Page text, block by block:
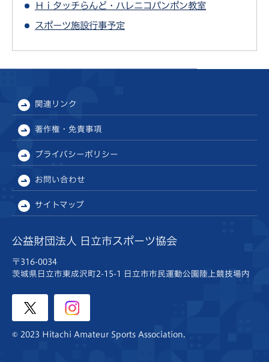
Ｈｉタッチらんど・ハレニコパンポン教室
スポーツ施設行事予定
関連リンク
著作権・免責事項
プライバシーポリシー
お問い合わせ
サイトマップ
公益財団法人 日立市スポーツ協会
〒316-0034
茨城県日立市東成沢町2-15-1
日立市市民運動公園陸上競技場内
© 2023 Hitachi Amateur Sports Association.